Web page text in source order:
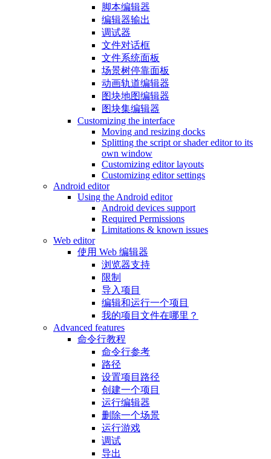
脚本编辑器
编辑器输出
调试器
文件对话框
文件系统面板
场景树停靠面板
动画轨道编辑器
图块地图编辑器
图块集编辑器
Customizing the interface
Moving and resizing docks
Splitting the script or shader editor to its
own window
Customizing editor layouts
Customizing editor settings
Android editor
Using the Android editor
Android devices support
Required Permissions
Limitations & known issues
Web editor
使用 Web 编辑器
浏览器支持
限制
导入项目
编辑和运行一个项目
我的项目文件在哪里？
Advanced features
命令行教程
命令行参考
路径
设置项目路径
创建一个项目
运行编辑器
删除一个场景
运行游戏
调试
导出